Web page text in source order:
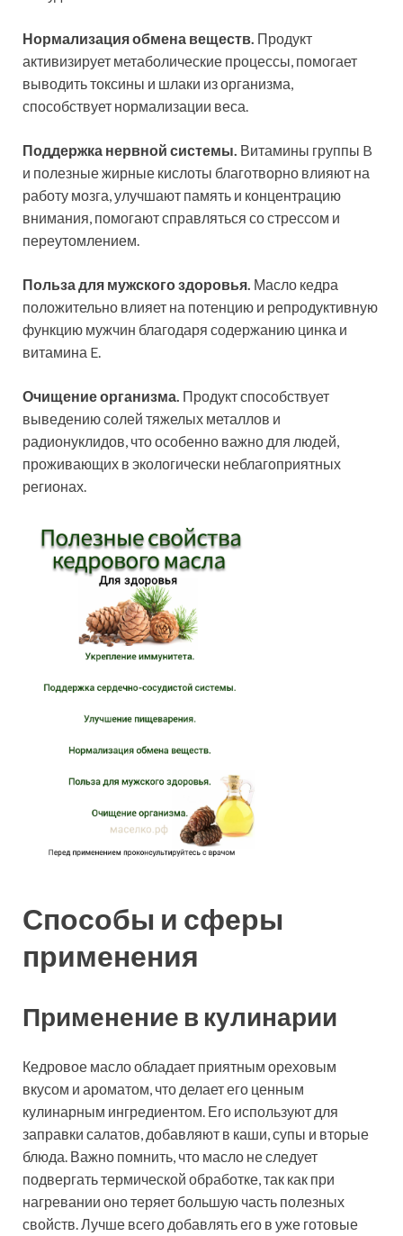
Нормализация обмена веществ. Продукт
активизирует метаболические процессы, помогает
выводить токсины и шлаки из организма,
способствует нормализации веса.
Поддержка нервной системы. Витамины группы B
и полезные жирные кислоты благотворно влияют на
работу мозга, улучшают память и концентрацию
внимания, помогают справляться со стрессом и
переутомлением.
Польза для мужского здоровья. Масло кедра
положительно влияет на потенцию и репродуктивную
функцию мужчин благодаря содержанию цинка и
витамина E.
Очищение организма. Продукт способствует
выведению солей тяжелых металлов и
радионуклидов, что особенно важно для людей,
проживающих в экологически неблагоприятных
регионах.
Способы и сферы
применения
Применение в кулинарии
Кедровое масло обладает приятным ореховым
вкусом и ароматом, что делает его ценным
кулинарным ингредиентом. Его используют для
заправки салатов, добавляют в каши, супы и вторые
блюда. Важно помнить, что масло не следует
подвергать термической обработке, так как при
нагревании оно теряет большую часть полезных
свойств. Лучше всего добавлять его в уже готовые